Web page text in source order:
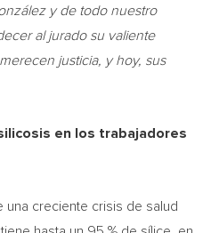
y de todo nuestro
al jurado su valiente
justicia, y hoy, sus
en los trabajadores
creciente crisis de salud